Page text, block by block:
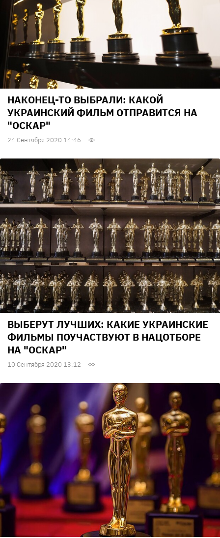
НАКОНЕЦ-ТО ВЫБРАЛИ: КАКОЙ
УКРАИНСКИЙ ФИЛЬМ ОТПРАВИТСЯ НА
"ОСКАР"
24 Сентября 2020 14:46
ВЫБЕРУТ ЛУЧШИХ: КАКИЕ УКРАИНСКИЕ
ФИЛЬМЫ ПОУЧАСТВУЮТ В НАЦОТБОРЕ
НА "ОСКАР"
10 Сентября 2020 13:12